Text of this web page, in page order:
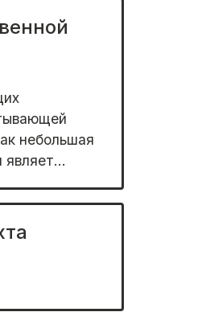
небольшая